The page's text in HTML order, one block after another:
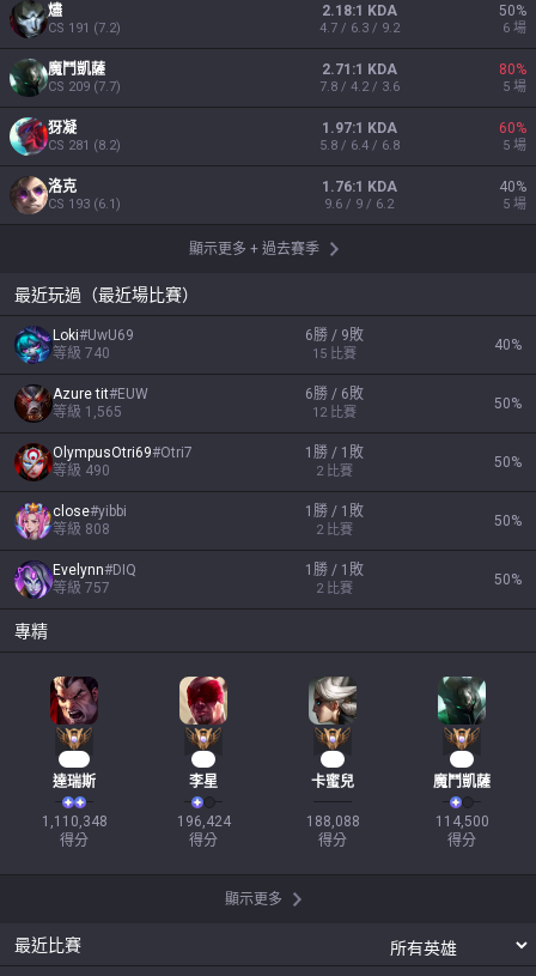
燼
CS 191 (7.2)
2.18:1 KDA
4.7 / 6.3 / 9.2
50%
6 場
魔鬥凱薩
CS 209 (7.7)
2.71:1 KDA
7.8 / 4.2 / 3.6
80%
5 場
犽凝
CS 281 (8.2)
1.97:1 KDA
5.8 / 6.4 / 6.8
60%
5 場
洛克
CS 193 (6.1)
1.76:1 KDA
9.6 / 9 / 6.2
40%
5 場
顯示更多 + 過去賽季
最近玩過（最近場比賽）
Loki#UwU69
等級 740
6勝 / 9敗
15 比賽
40%
Azure tit#EUW
等級 1,565
6勝 / 6敗
12 比賽
50%
OlympusOtri69#Otri7
等級 490
1勝 / 1敗
2 比賽
50%
close#yibbi
等級 808
1勝 / 1敗
2 比賽
50%
Evelynn#DIQ
等級 757
1勝 / 1敗
2 比賽
50%
專精
達瑞斯
1,110,348
得分
李星
196,424
得分
卡蜜兒
188,088
得分
魔鬥凱薩
114,500
得分
顯示更多
最近比賽